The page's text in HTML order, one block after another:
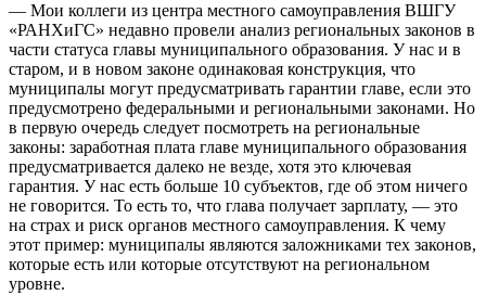
— Мои коллеги из центра местного самоуправления ВШГУ
­«РАНХиГС» недавно провели анализ региональных законов в
части статуса главы муниципального образования. У нас и в
старом, и в новом законе одинаковая конструкция, что
муниципалы могут предусматривать гарантии главе, если это
предусмотрено федеральными и региональными законами. Но
в первую очередь следует посмот­реть на региональные
законы: заработная плата главе муниципального образования
предусматривается далеко не везде, хотя это ключевая
гарантия. У нас есть больше 10 субъектов, где об этом ничего
не говорится. То есть то, что глава получает зарплату, — это
на страх и риск органов местного самоуправления. К чему
этот пример: муниципалы являются заложниками тех законов,
которые есть или которые отсутствуют на региональном
уровне.